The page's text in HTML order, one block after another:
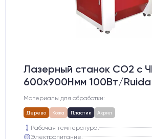
Лазерный станок CO2 c
600х900Hмм 100Вт/Ruida
Материалы для обработки:
Дерево Кожа Пластик Акрил
Рабочая температура:
Электропитание: